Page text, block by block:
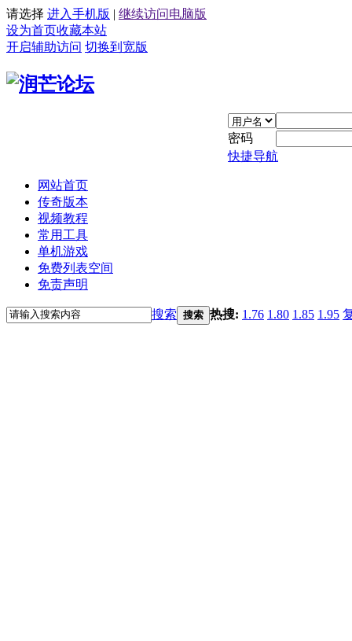
请选择 进入手机版 | 继续访问电脑版
设为首页收藏本站
开启辅助访问 切换到宽版
密码
快捷导航
网站首页
传奇版本
视频教程
常用工具
单机游戏
免费列表空间
免责声明
搜索 搜索 热搜: 1.76 1.80 1.85 1.95